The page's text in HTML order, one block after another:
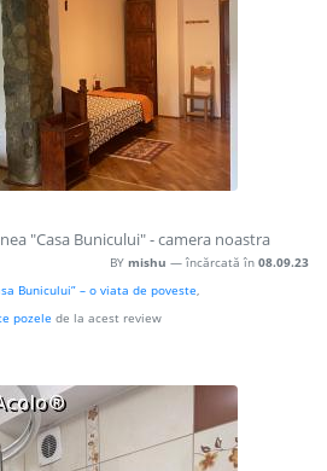
"Casa Bunicului" - camera noastra
BY mishu — încărcată în 08.09.23
Bunicului” – o viata de poveste,
pozele de la acest review